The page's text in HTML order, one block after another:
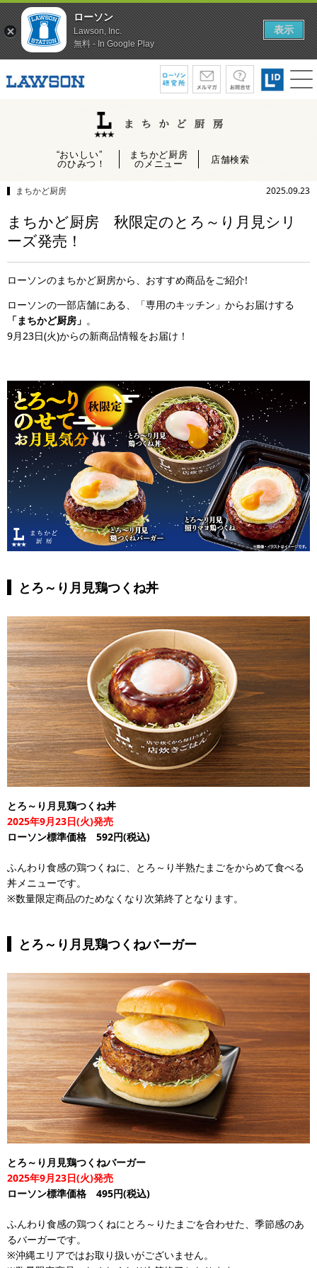
“おいしい”
のひみつ！
まちかど厨房
のメニュー
店舗検索
まちかど厨房 2025.09.23
まちかど厨房 秋限定のとろ～り月見シリ
ーズ発売！
ローソンのまちかど厨房から、おすすめ商品をご紹介!
ローソンの一部店舗にある、「専用のキッチン」からお届けする
「まちかど厨房」 。
9月23日(火)からの新商品情報をお届け！
とろ～り月見鶏つくね丼
とろ～り月見鶏つくね丼
2025年9月23日(火)発売
ローソン標準価格 592円(税込)
ふんわり食感の鶏つくねに、とろ～り半熟たまごをからめて食べる
丼メニューです。
※数量限定商品のためなくなり次第終了となります。
とろ～り月見鶏つくねバーガー
とろ～り月見鶏つくねバーガー
2025年9月23日(火)発売
ローソン標準価格 495円(税込)
ふんわり食感の鶏つくねにとろ～りたまごを合わせた、季節感のあ
るバーガーです。
※沖縄エリアではお取り扱いがございません。
ローソン
Lawson, Inc.
無料 - In Google Play
表示